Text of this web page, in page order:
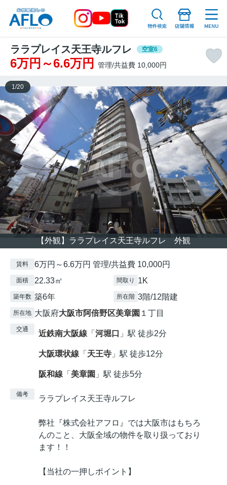
ララプレイス天王寺ルフレ 空室6
6万円～6.6万円 管理/共益費 10,000円
【外観】ララプレイス天王寺ルフレ 外観
1 /20
賃料 6万円～6.6万円 管理/共益費 10,000円
面積 22.33㎡ 間取り 1K
築年数 築6年 所在階 3階/12階建
所在地 大阪府大阪市阿倍野区美章園 １丁目
交通 近鉄南大阪線 「 河堀口 」駅 徒歩2分
大阪環状線 「 天王寺 」駅 徒歩12分
阪和線 「 美章園 」駅 徒歩5分
備考 ララプレイス天王寺ルフレ
弊社『株式会社アフロ』では大阪市はもちろ
んのこと、大阪全域の物件を取り扱っており
ます！！
【当社の一押しポイント】